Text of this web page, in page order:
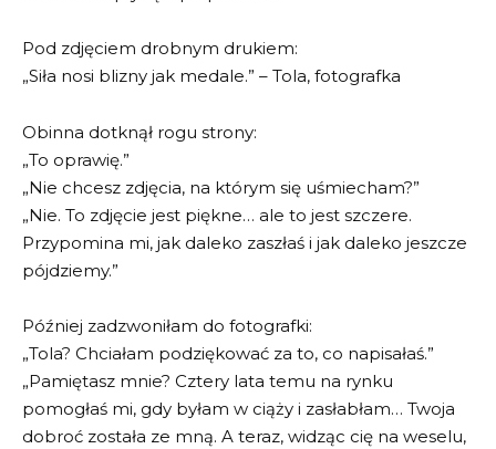
Pod zdjęciem drobnym drukiem:
„Siła nosi blizny jak medale.” – Tola, fotografka
Obinna dotknął rogu strony:
„To oprawię.”
„Nie chcesz zdjęcia, na którym się uśmiecham?”
„Nie. To zdjęcie jest piękne… ale to jest szczere.
Przypomina mi, jak daleko zaszłaś i jak daleko jeszcze
pójdziemy.”
Później zadzwoniłam do fotografki:
„Tola? Chciałam podziękować za to, co napisałaś.”
„Pamiętasz mnie? Cztery lata temu na rynku
pomogłaś mi, gdy byłam w ciąży i zasłabłam… Twoja
dobroć została ze mną. A teraz, widząc cię na weselu,